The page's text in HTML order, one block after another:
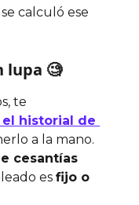
calculó ese
lupa 🧐
te
historial de
a la mano.
cesantías
es fijo o